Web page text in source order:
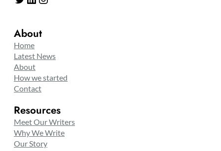
About
Home
Latest News
About
How we started
Contact
Resources
Meet Our Writers
Why We Write
Our Story